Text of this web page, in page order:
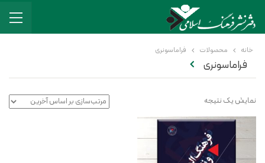
خانه محصولات فراماسونری
فراماسونری
نمایش یک نتیجه